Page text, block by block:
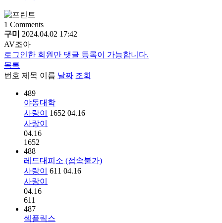
1 Comments
구미
2024.04.02 17:42
AV조아
로그인한 회원만 댓글 등록이 가능합니다.
목록
번호 제목 이름 날짜 조회
489
야동대학
사랑이
1652 04.16
사랑이
04.16
1652
488
레드대피소 (접속불가)
사랑이
611 04.16
사랑이
04.16
611
487
섹플릭스